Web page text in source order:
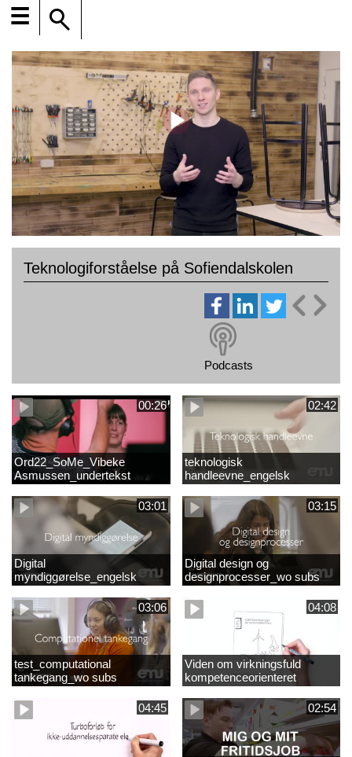
☰
Teknologiforståelse på Sofiendalskolen
Podcasts
00:26
Ord22_SoMe_Vibeke
Asmussen_undertekst
02:42
teknologisk
handleevne_engelsk
03:01
Digital
myndiggørelse_engelsk
03:15
Digital design og
designprocesser_wo subs
03:06
test_computational
tankegang_wo subs
04:08
Viden om virkningsfuld
kompetenceorienteret
naturfagsundervisning
04:45
02:54